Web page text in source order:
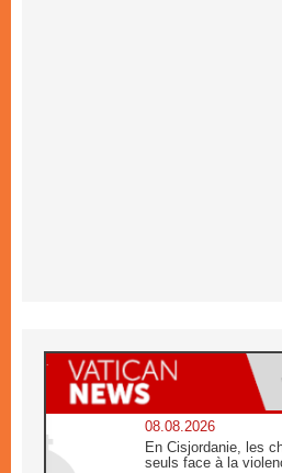
08.08.2026
En Cisjordanie, les
seuls face à la